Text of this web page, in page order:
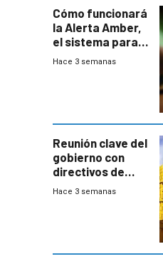
Cómo funcionará
la Alerta Amber,
el sistema para
la búsqueda
Hace 3 semanas
Reunión clave del
gobierno con
directivos de
Fábricas
Hace 3 semanas